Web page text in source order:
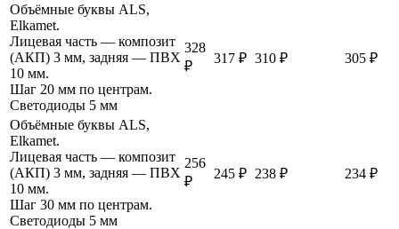
Объёмные буквы ALS,
Elkamet.
Лицевая часть — композит
(АКП) 3 мм, задняя — ПВХ
10 мм.
Шаг 20 мм по центрам.
Светодиоды 5 мм
328
₽
317 ₽ 310 ₽ 305 ₽
Объёмные буквы ALS,
Elkamet.
Лицевая часть — композит
(АКП) 3 мм, задняя — ПВХ
10 мм.
Шаг 30 мм по центрам.
Светодиоды 5 мм
256
₽
245 ₽ 238 ₽ 234 ₽